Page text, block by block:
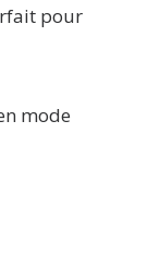
pour
mode